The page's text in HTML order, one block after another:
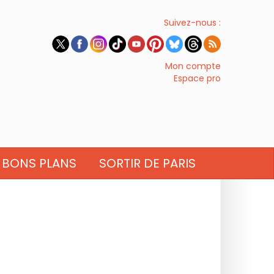
Suivez-nous :
Mon compte
Espace pro
BONS PLANS SORTIR DE PARIS